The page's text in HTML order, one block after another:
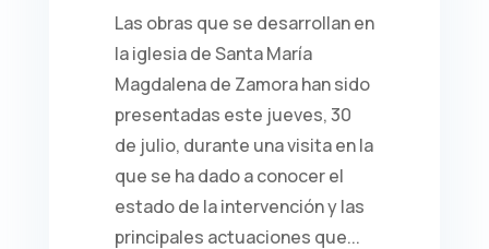
Las obras que se desarrollan en
la iglesia de Santa María
Magdalena de Zamora han sido
presentadas este jueves, 30
de julio, durante una visita en la
que se ha dado a conocer el
estado de la intervención y las
principales actuaciones que...